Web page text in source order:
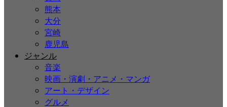
熊本
大分
宮崎
鹿児島
ジャンル
音楽
映画・演劇・アニメ・マンガ
アート・デザイン
グルメ